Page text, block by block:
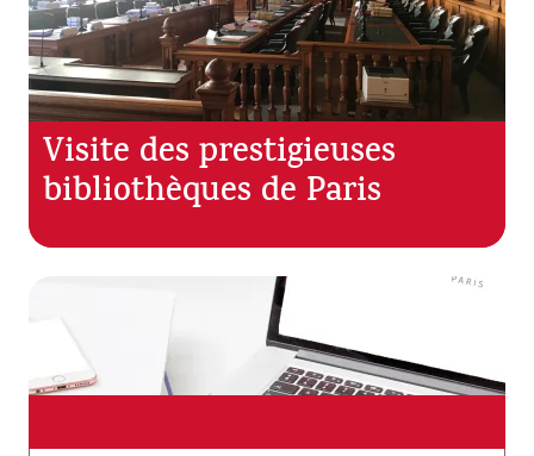
Visite des prestigieuses
bibliothèques de Paris